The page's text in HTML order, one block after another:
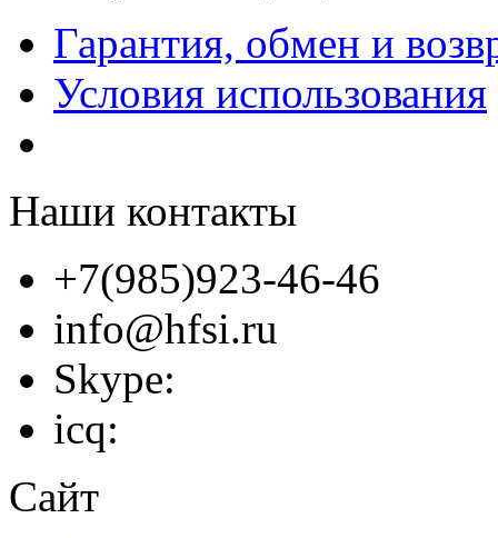
Гарантия, обмен и
Условия использования
Наши контакты
+7(985)923-46-46
info@hfsi.ru
Skype:
icq:
Сайт